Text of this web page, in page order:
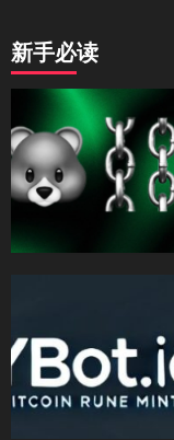
新手必读